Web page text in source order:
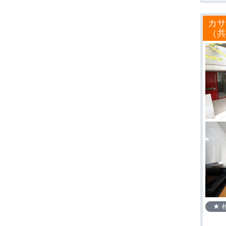
カ
（
★